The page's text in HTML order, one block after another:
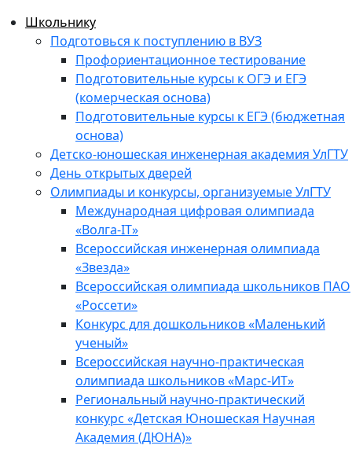
Школьнику
Подготовься к поступлению в ВУЗ
Профориентационное тестирование
Подготовительные курсы к ОГЭ и ЕГЭ
(комерческая основа)
Подготовительные курсы к ЕГЭ (бюджетная
основа)
Детско-юношеская инженерная академия УлГТУ
День открытых дверей
Олимпиады и конкурсы, организуемые УлГТУ
Международная цифровая олимпиада
«Волга-IT»
Всероссийская инженерная олимпиада
«Звезда»
Всероссийская олимпиада школьников ПАО
«Россети»
Конкурс для дошкольников «Маленький
ученый»
Всероссийская научно-практическая
олимпиада школьников «Марс-ИТ»
Региональный научно-практический
конкурс «Детская Юношеская Научная
Академия (ДЮНА)»